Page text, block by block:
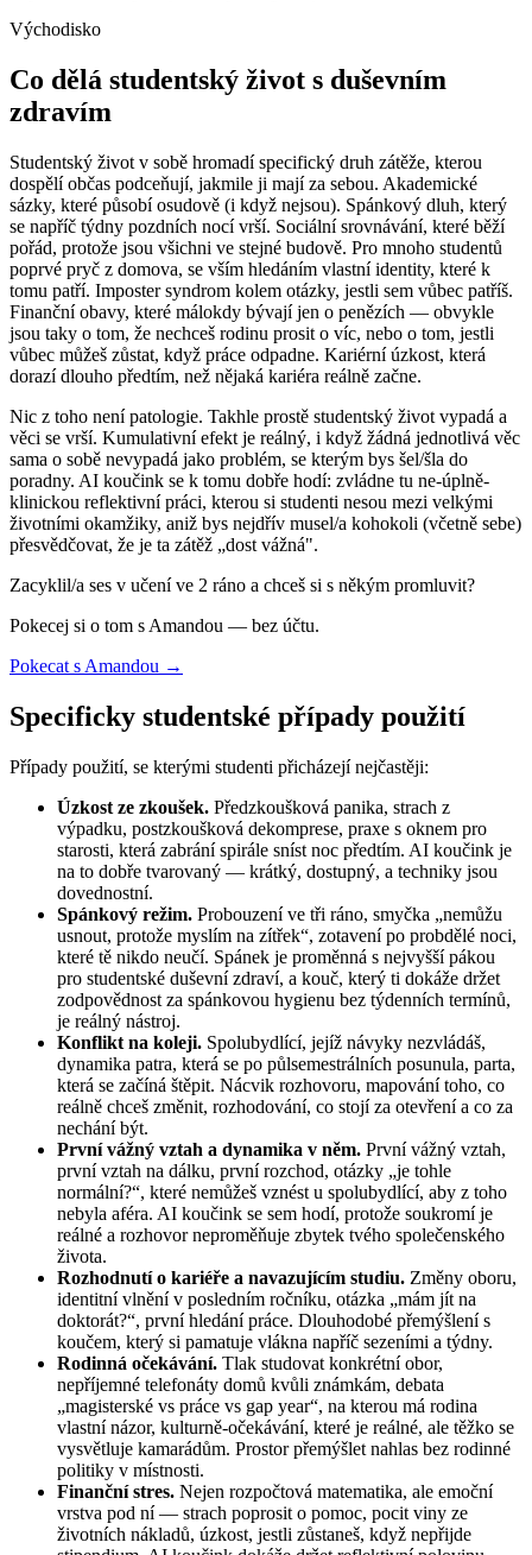
Východisko
Co dělá studentský život s duševním
zdravím
Studentský život v sobě hromadí specifický druh zátěže, kterou
dospělí občas podceňují, jakmile ji mají za sebou. Akademické
sázky, které působí osudově (i když nejsou). Spánkový dluh, který
se napříč týdny pozdních nocí vrší. Sociální srovnávání, které běží
pořád, protože jsou všichni ve stejné budově. Pro mnoho studentů
poprvé pryč z domova, se vším hledáním vlastní identity, které k
tomu patří. Imposter syndrom kolem otázky, jestli sem vůbec patříš.
Finanční obavy, které málokdy bývají jen o penězích — obvykle
jsou taky o tom, že nechceš rodinu prosit o víc, nebo o tom, jestli
vůbec můžeš zůstat, když práce odpadne. Kariérní úzkost, která
dorazí dlouho předtím, než nějaká kariéra reálně začne.
Nic z toho není patologie. Takhle prostě studentský život vypadá a
věci se vrší. Kumulativní efekt je reálný, i když žádná jednotlivá věc
sama o sobě nevypadá jako problém, se kterým bys šel/šla do
poradny. AI koučink se k tomu dobře hodí: zvládne tu ne-úplně-
klinickou reflektivní práci, kterou si studenti nesou mezi velkými
životními okamžiky, aniž bys nejdřív musel/a kohokoli (včetně sebe)
přesvědčovat, že je ta zátěž „dost vážná".
Zacyklil/a ses v učení ve 2 ráno a chceš si s někým promluvit?
Pokecej si o tom s Amandou — bez účtu.
Pokecat s Amandou →
Specificky studentské případy použití
Případy použití, se kterými studenti přicházejí nejčastěji:
Úzkost ze zkoušek. Předzkoušková panika, strach z
výpadku, postzkoušková dekomprese, praxe s oknem pro
starosti, která zabrání spirále sníst noc předtím. AI koučink je
na to dobře tvarovaný — krátký, dostupný, a techniky jsou
dovednostní.
Spánkový režim. Probouzení ve tři ráno, smyčka „nemůžu
usnout, protože myslím na zítřek“, zotavení po probdělé noci,
které tě nikdo neučí. Spánek je proměnná s nejvyšší pákou
pro studentské duševní zdraví, a kouč, který ti dokáže držet
zodpovědnost za spánkovou hygienu bez týdenních termínů,
je reálný nástroj.
Konflikt na koleji. Spolubydlící, jejíž návyky nezvládáš,
dynamika patra, která se po půlsemestrálních posunula, parta,
která se začíná štěpit. Nácvik rozhovoru, mapování toho, co
reálně chceš změnit, rozhodování, co stojí za otevření a co za
nechání být.
První vážný vztah a dynamika v něm. První vážný vztah,
první vztah na dálku, první rozchod, otázky „je tohle
normální?“, které nemůžeš vznést u spolubydlící, aby z toho
nebyla aféra. AI koučink se sem hodí, protože soukromí je
reálné a rozhovor neproměňuje zbytek tvého společenského
života.
Rozhodnutí o kariéře a navazujícím studiu. Změny oboru,
identitní vlnění v posledním ročníku, otázka „mám jít na
doktorát?“, první hledání práce. Dlouhodobé přemýšlení s
koučem, který si pamatuje vlákna napříč sezeními a týdny.
Rodinná očekávání. Tlak studovat konkrétní obor,
nepříjemné telefonáty domů kvůli známkám, debata
„magisterské vs práce vs gap year“, na kterou má rodina
vlastní názor, kulturně-očekávání, které je reálné, ale těžko se
vysvětluje kamarádům. Prostor přemýšlet nahlas bez rodinné
politiky v místnosti.
Finanční stres. Nejen rozpočtová matematika, ale emoční
vrstva pod ní — strach poprosit o pomoc, pocit viny ze
životních nákladů, úzkost, jestli zůstaneš, když nepřijde